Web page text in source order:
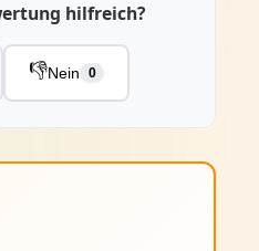
hilfreich?
👎Nein 0